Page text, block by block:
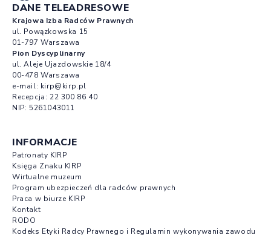
DANE TELEADRESOWE
Krajowa Izba Radców Prawnych
ul. Powązkowska 15
01-797 Warszawa
Pion Dyscyplinarny
ul. Aleje Ujazdowskie 18/4
00-478 Warszawa
e-mail: kirp@kirp.pl
Recepcja: 22 300 86 40
NIP: 5261043011
INFORMACJE
Patronaty KIRP
Księga Znaku KIRP
Wirtualne muzeum
Program ubezpieczeń dla radców prawnych
Praca w biurze KIRP
Kontakt
RODO
Kodeks Etyki Radcy Prawnego i Regulamin wykonywania zawodu